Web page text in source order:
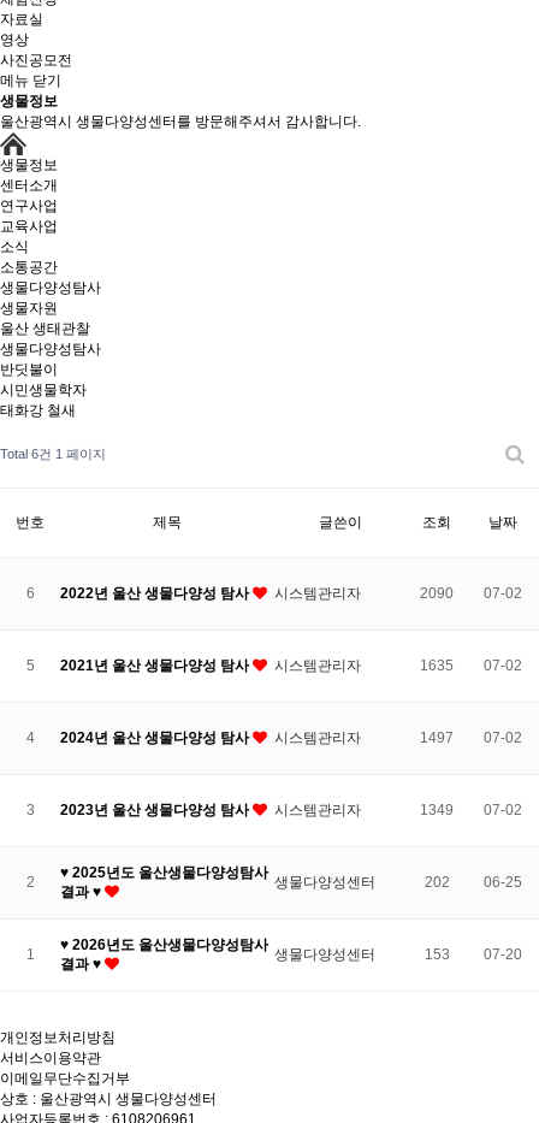
자료실
영상
사진공모전
메뉴 닫기
생물정보
울산광역시 생물다양성센터를 방문해주셔서 감사합니다.
생물정보
센터소개
연구사업
교육사업
소식
소통공간
생물다양성탐사
생물자원
울산 생태관찰
생물다양성탐사
반딧불이
시민생물학자
태화강 철새
Total 6건 1 페이지
번호 제목 글쓴이 조회 날짜
6 2022년 울산 생물다양성 탐사 시스템관리자 2090 07-02
5 2021년 울산 생물다양성 탐사 시스템관리자 1635 07-02
4 2024년 울산 생물다양성 탐사 시스템관리자 1497 07-02
3 2023년 울산 생물다양성 탐사 시스템관리자 1349 07-02
2
♥ 2025년도 울산생물다양성탐사
결과 ♥
생물다양성센터 202 06-25
1
♥ 2026년도 울산생물다양성탐사
결과 ♥
생물다양성센터 153 07-20
개인정보처리방침
서비스이용약관
이메일무단수집거부
상호 : 울산광역시 생물다양성센터
사업자등록번호 : 6108206961